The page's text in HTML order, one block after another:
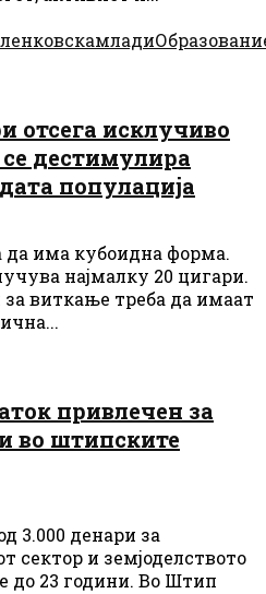
млади
отсега исклучиво
дестимулира
популација
да има кубоидна форма.
најмалку 20 цигари.
виткање треба да имаат
привлечен за
во штипските
3.000 денари за
сектор и земјоделството
до 23 години. Во Штип